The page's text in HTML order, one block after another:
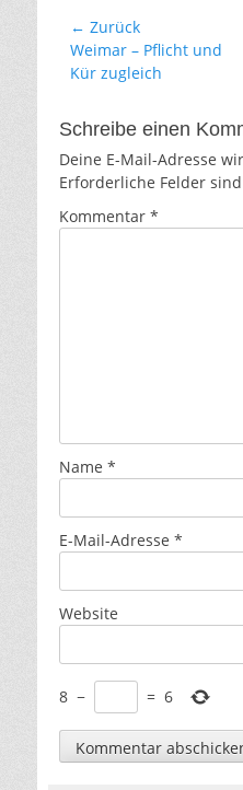
Beitragsnavigation
← Zurück
Vorhergehender
Beitrag:
Weimar – Pflicht und
Kür zugleich
Schreibe einen
Deine E-Mail-Adresse
Erforderliche Felder
Kommentar *
Name *
E-Mail-Adresse *
Website
8 − = 6